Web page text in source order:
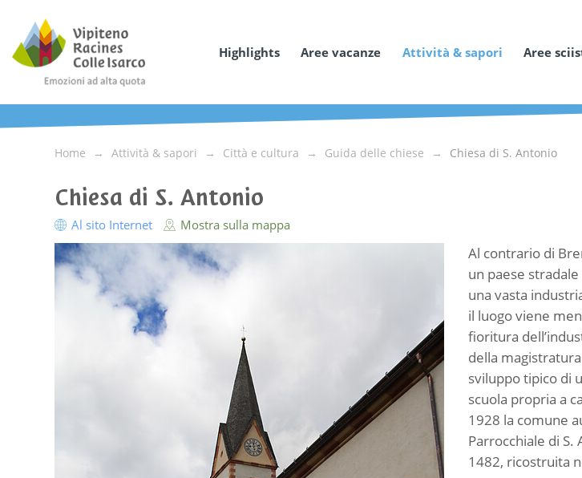
Highlights Aree vacanze Attività & sapori Aree
Home Attività & sapori Città e cultura Guida delle chiese Chiesa di S. Antonio
Chiesa di S. Antonio
Al sito Internet Mostra sulla mappa
Al contrario di
un paese
una vasta
il luogo viene
fioritura
della
sviluppo tipico di
scuola propria a
1928 la comune
Parrocchiale di
1482, ricostruita